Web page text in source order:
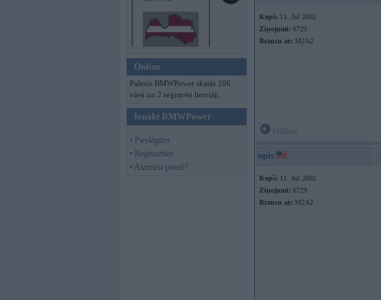
Online
Pašreiz BMWPower skatās 106
viesi un 2 reģistrēti lietotāji.
Ienākt BMWPower
• Pieslēgties
• Reģistrēties
• Aizmirsi paroli?
Kopš: 11. Jul 2002
Ziņojumi: 6729
Braucu ar: M2A2
upis
Kopš: 11. Jul 2002
Ziņojumi: 6729
Braucu ar: M2A2